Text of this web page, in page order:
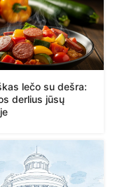
lečo su dešra:
derlius jūsų